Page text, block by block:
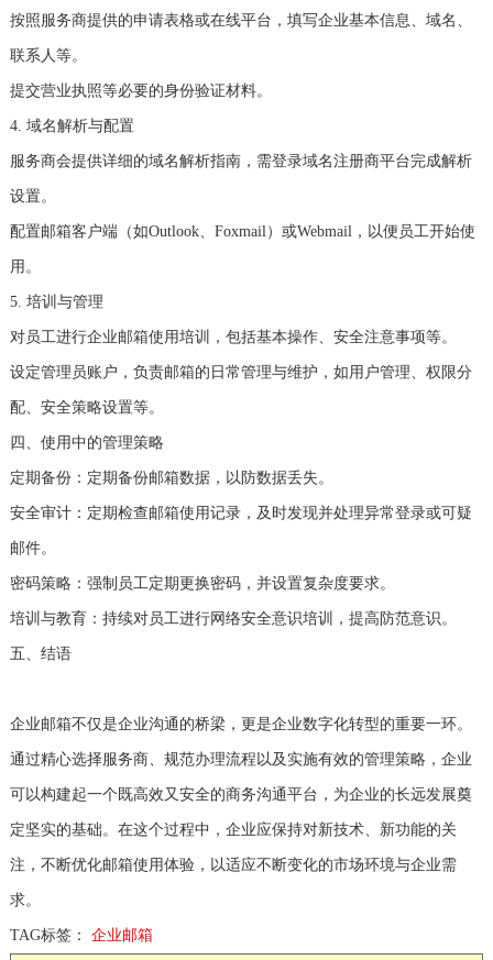
按照服务商提供的申请表格或在线平台，填写企业基本信息、域名、
联系人等。
提交营业执照等必要的身份验证材料。
4. 域名解析与配置
服务商会提供详细的域名解析指南，需登录域名注册商平台完成解析
设置。
配置邮箱客户端（如Outlook、Foxmail）或Webmail，以便员工开始使
用。
5. 培训与管理
对员工进行企业邮箱使用培训，包括基本操作、安全注意事项等。
设定管理员账户，负责邮箱的日常管理与维护，如用户管理、权限分
配、安全策略设置等。
四、使用中的管理策略
‌定期备份‌：定期备份邮箱数据，以防数据丢失。
‌安全审计‌：定期检查邮箱使用记录，及时发现并处理异常登录或可疑
邮件。
‌密码策略‌：强制员工定期更换密码，并设置复杂度要求。
‌培训与教育‌：持续对员工进行网络安全意识培训，提高防范意识。
五、结语
企业邮箱不仅是企业沟通的桥梁，更是企业数字化转型的重要一环。
通过精心选择服务商、规范办理流程以及实施有效的管理策略，企业
可以构建起一个既高效又安全的商务沟通平台，为企业的长远发展奠
定坚实的基础。在这个过程中，企业应保持对新技术、新功能的关
注，不断优化邮箱使用体验，以适应不断变化的市场环境与企业需
求。
TAG标签： 企业邮箱